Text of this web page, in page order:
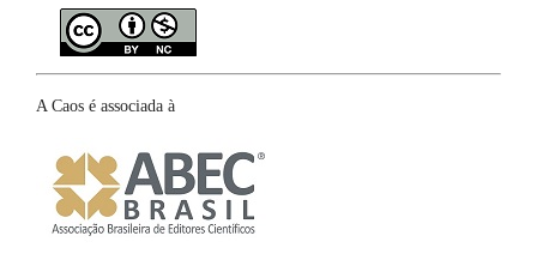
A Caos é associada à